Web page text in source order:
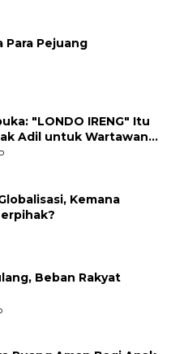
Para Pejuang
"LONDO IRENG" Itu
Kemana
Beban Rakyat